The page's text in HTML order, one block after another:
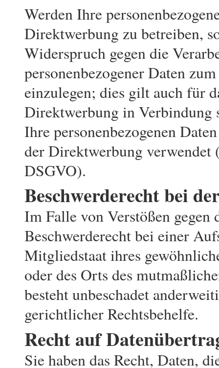
Werden Ihre
Direktwerbung zu betreiben,
Widerspruch gegen die
personenbezogener Daten
einzulegen; dies gilt auch für
Direktwerbung in Verbindung
Ihre personenbezogenen
der Direktwerbung
DSGVO).
Beschwerderecht bei
Im Falle von Verstößen
Beschwerderecht bei einer
Mitgliedstaat ihres
oder des Orts des
besteht unbeschadet
gerichtlicher Rechtsbehelfe.
Recht auf
Sie haben das Recht, Daten,